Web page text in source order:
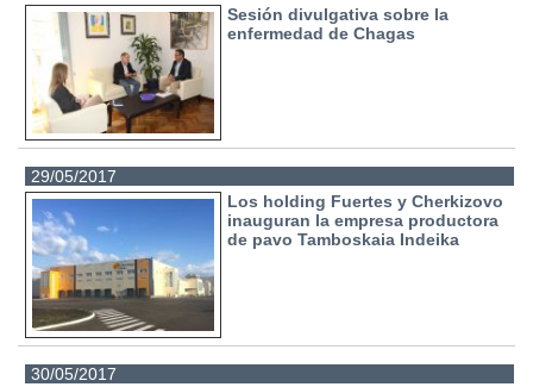
Sesión divulgativa sobre la
enfermedad de Chagas
29/05/2017
Los holding Fuertes y Cherkizovo
inauguran la empresa productora
de pavo Tamboskaia Indeika
30/05/2017